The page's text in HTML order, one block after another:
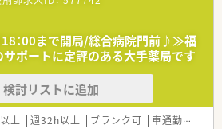
います。
ート薬局を掲げ、提案できる薬剤師を育てま
を拡大していく方針ですので、一緒に頑張っ
しております。
フのサポート体制が整っておりますので、
でもOJTをメインに個人の進捗度合いに応
ます。
キルアップのためのeラーニングや勉強会の
ど、社会人としての知識を学ぶ機会も用意し
18：00まで開局/総合病院門前♪≫福
ポートに定評のある大手薬局です
検討リストに追加
上 週32h以上 ブランク可 車通勤可